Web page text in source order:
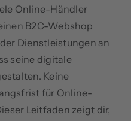
Online-Händler
B2C-Webshop
Dienstleistungen an
seine digitale
Keine
für Online-
Leitfaden zeigt dir,